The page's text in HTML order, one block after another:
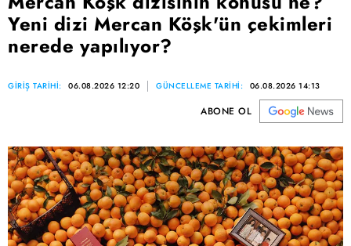
Yeni dizi Mercan Köşk'ün çekimleri
nerede yapılıyor?
GİRİŞ TARİHİ: 06.08.2026 12:20 GÜNCELLEME TARİHİ: 06.08.2026 14:13
ABONE OL